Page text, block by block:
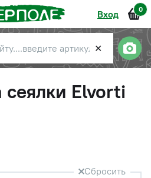
Вход 0
✕
сеялки Elvorti
Сбросить